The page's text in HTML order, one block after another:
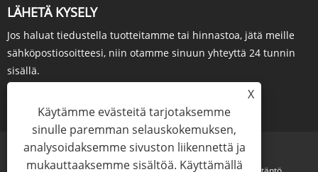
LÄHETÄ KYSELY
Jos haluat tiedustella tuotteitamme tai hinnastoa, jätä meille
sähköpostiosoitteesi, niin otamme sinuun yhteyttä 24 tunnin
sisällä.
X
Käytämme evästeitä tarjotaksemme
sinulle paremman selauskokemuksen,
analysoidaksemme sivuston liikennettä ja
mukauttaaksemme sisältöä. Käyttämällä